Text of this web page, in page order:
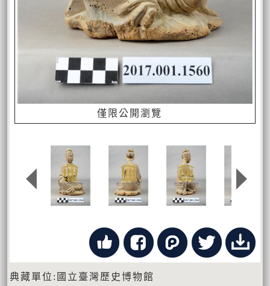
僅限公開瀏覽
典藏單位:國立臺灣歷史博物館